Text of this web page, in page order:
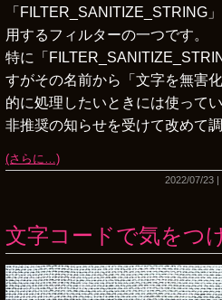
「FILTER_SANITIZE_STRING
用するフィルターの一つです。
特に「
すがその名前から「文字を無害
的に処理したいときには使って
非推奨の知らせを受けて改めて
(さらに…)
2022/07/23
文字コードで気をつ